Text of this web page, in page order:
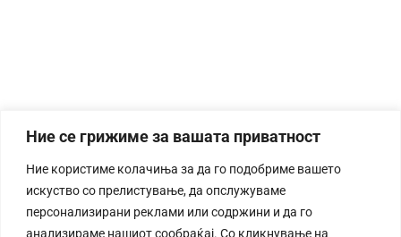
Ние се грижиме за вашата приватност
Ние користиме колачиња за да го подобриме вашето
искуство со прелистување, да опслужуваме
персонализирани реклами или содржини и да го
анализираме нашиот сообраќај. Со кликнување на